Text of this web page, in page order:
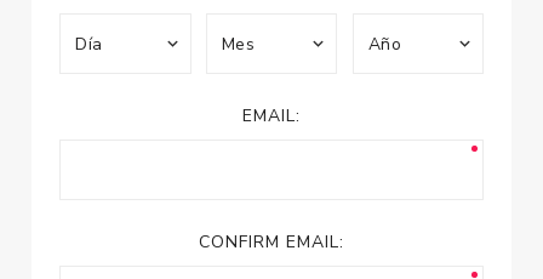
EMAIL:
CONFIRM EMAIL: